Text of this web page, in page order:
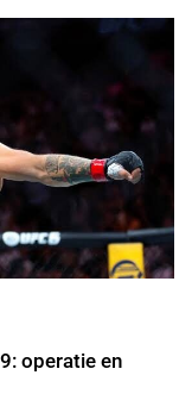
operatie en